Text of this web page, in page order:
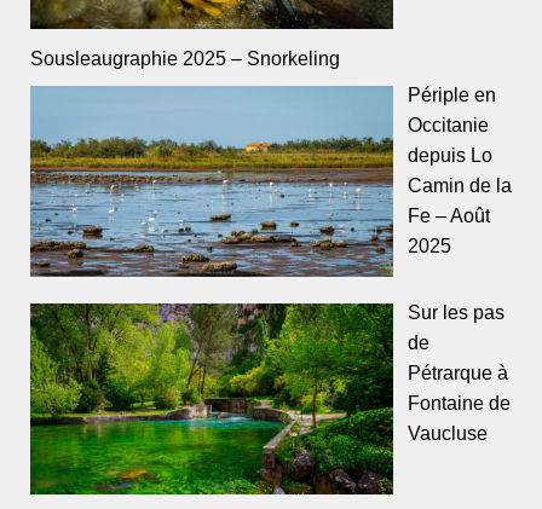
Sousleaugraphie 2025 – Snorkeling
Périple en
Occitanie
depuis Lo
Camin de la
Fe – Août
2025
Sur les pas
de
Pétrarque à
Fontaine de
Vaucluse